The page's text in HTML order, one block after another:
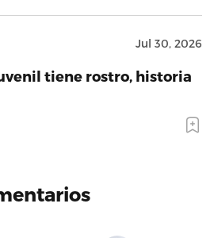
Jul 30, 2026
tiene rostro, historia